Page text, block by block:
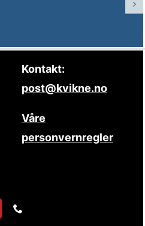
Kontakt:
post@kvikne.no
Våre
personvernregler